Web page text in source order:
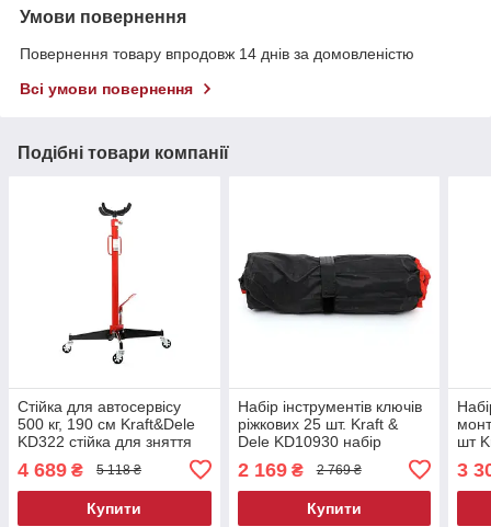
Умови повернення
Повернення товару впродовж 14 днів за домовленістю
Всі умови повернення
Подібні товари компанії
Стійка для автосервісу
500 кг, 190 см Kraft&Dele
KD322 стійка для зняття
4 689 ₴ 5 118 ₴
Купити
Набір інструментів ключів
ріжкових 25 шт. Kraft &
Dele KD10930 набір
2 169₴ 2 769 ₴
Купити
шт
3